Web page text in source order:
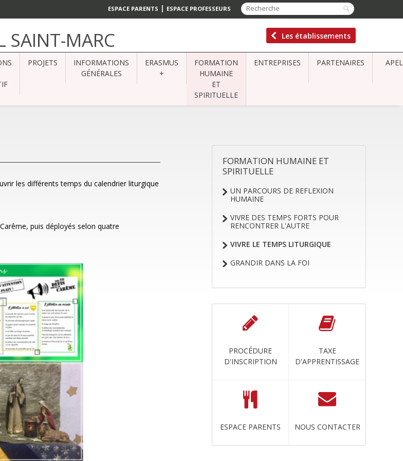
ESPACE PARENTS | ESPACE PROFESSEURS
SAINT-MARC Les établissements
PROJETS
INFORMATIONS
GÉNÉRALES
ERASMUS
+
FORMATION
HUMAINE
ET
SPIRITUELLE
ENTREPRISES PARTENAIRES APEL
NAVIGATION
FORMATION HUMAINE ET
SPIRITUELLE
UN PARCOURS DE REFLEXION
HUMAINE
VIVRE DES TEMPS FORTS POUR
RENCONTRER L'AUTRE
VIVRE LE TEMPS LITURGIQUE
GRANDIR DANS LA FOI
PROCÉDURE
D'INSCRIPTION
TAXE
D'APPRENTISSAGE
ESPACE PARENTS NOUS CONTACTER
les différents temps du calendrier liturgique
puis déployés selon quatre